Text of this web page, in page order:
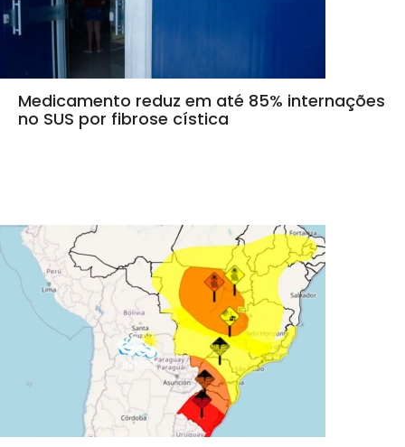
Medicamento reduz em até 85% internações
no SUS por fibrose cística